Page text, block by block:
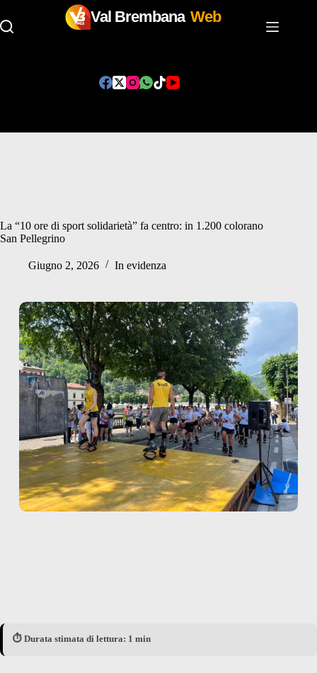
Val Brembana Web
La “10 ore di sport solidarietà” fa centro: in 1.200 colorano
San Pellegrino
Giugno 2, 2026 In evidenza
⏱️ Durata stimata di lettura: 1 min